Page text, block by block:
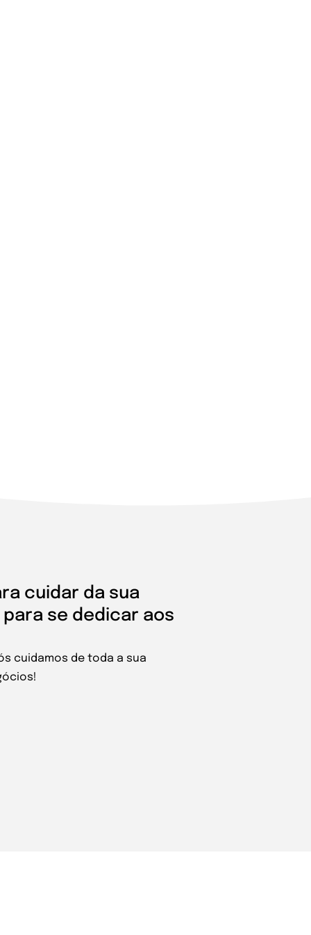
cuidar da sua
se dedicar aos
cuidamos de toda a sua